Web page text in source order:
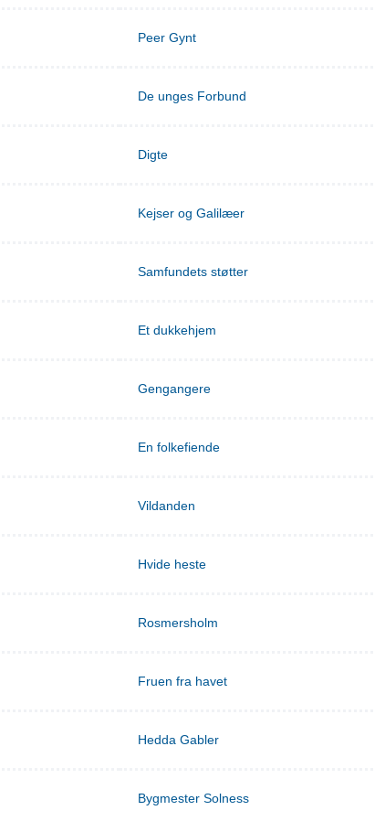
Peer Gynt
De unges Forbund
Digte
Kejser og Galilæer
Samfundets støtter
Et dukkehjem
Gengangere
En folkefiende
Vildanden
Hvide heste
Rosmersholm
Fruen fra havet
Hedda Gabler
Bygmester Solness